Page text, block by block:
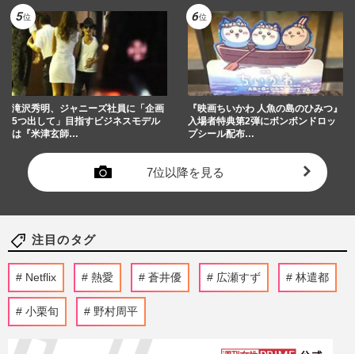
滝沢秀明、ジャニーズ社員に「企画
5つ出して」目指すビジネスモデル
は『米津玄師…
『映画ちいかわ 人魚の島のひみつ』
入場者特典第2弾にボンボンドロッ
プシール配布…
7位以降を見る
注目のタグ
Netflix 熱愛 蒼井優 広瀬すず 林遣都
小栗旬 野村周平